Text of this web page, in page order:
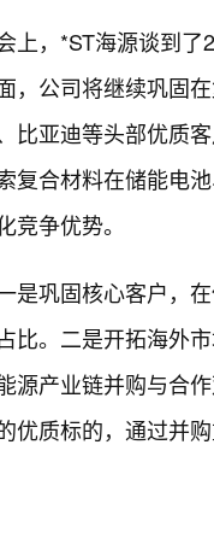
上，*ST海源谈到
，公司将继续巩固
比亚迪等头部优质
复合材料在储能电
争优势。
是巩固核心客户，
比。二是开拓海外
源产业链并购与合
优质标的，通过并